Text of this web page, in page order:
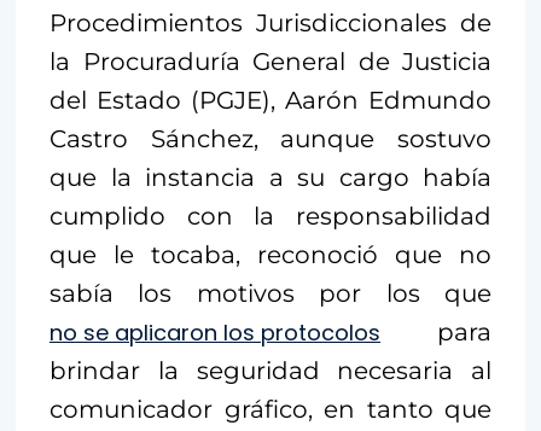
Procedimientos Jurisdiccionales de
la Procuraduría General de Justicia
del Estado (PGJE), Aarón Edmundo
Castro Sánchez, aunque sostuvo
que la instancia a su cargo había
cumplido con la responsabilidad
que le tocaba, reconoció que no
sabía los motivos por los que
no se aplicaron los protocolos para
brindar la seguridad necesaria al
comunicador gráfico, en tanto que